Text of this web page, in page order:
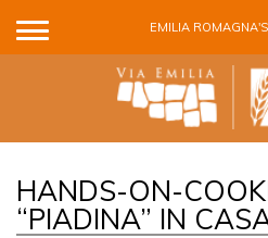
EMILIA
HANDS-ON-
“PIADINA” IN